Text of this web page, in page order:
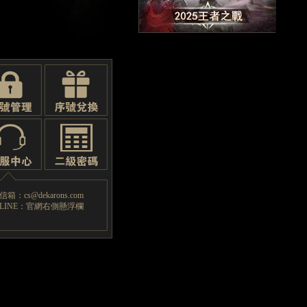
箱：cs@dekarons.com
：官網右側懸浮欄